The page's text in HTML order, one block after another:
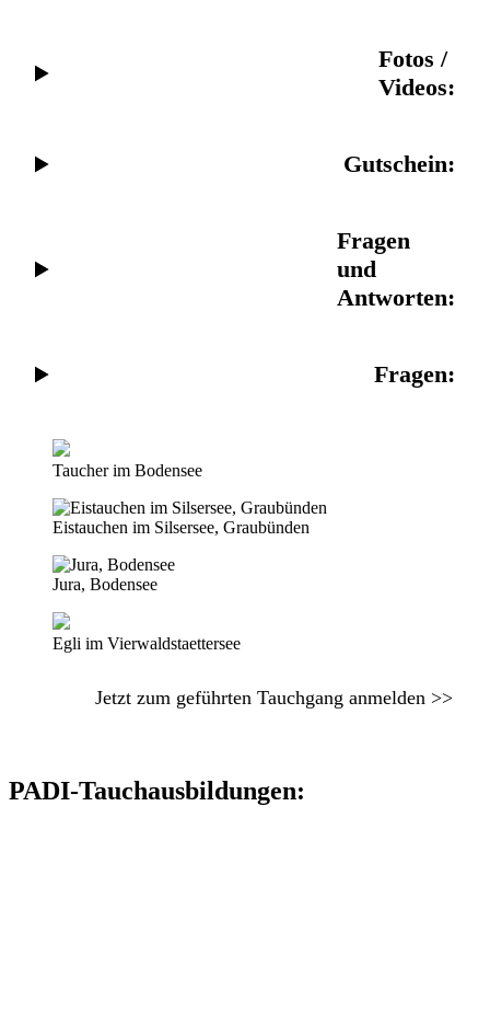
Fotos /
Videos:
Gutschein:
Fragen
und
Antworten:
Fragen:
Taucher im Bodensee
Eistauchen im Silsersee, Graubünden
Jura, Bodensee
Egli im Vierwaldstaettersee
Jetzt zum geführten Tauchgang anmelden >>
PADI-Tauchausbildungen: